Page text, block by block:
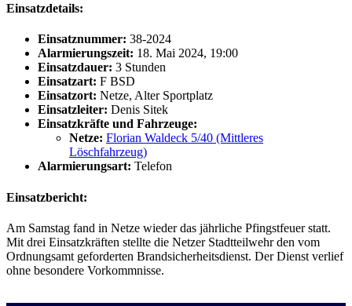
Einsatzdetails:
Einsatznummer: 38-2024
Alarmierungszeit: 18. Mai 2024, 19:00
Einsatzdauer: 3 Stunden
Einsatzart: F BSD
Einsatzort: Netze, Alter Sportplatz
Einsatzleiter: Denis Sitek
Einsatzkräfte und Fahrzeuge:
Netze: Florian Waldeck 5/40 (Mittleres
Löschfahrzeug)
Alarmierungsart: Telefon
Einsatzbericht:
Am Samstag fand in Netze wieder das jährliche Pfingstfeuer statt.
Mit drei Einsatzkräften stellte die Netzer Stadtteilwehr den vom
Ordnungsamt geforderten Brandsicherheitsdienst. Der Dienst verlief
ohne besondere Vorkommnisse.